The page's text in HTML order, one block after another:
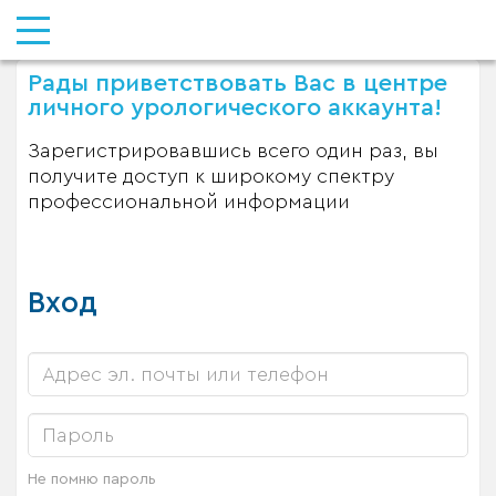
Рады приветствовать Вас в центре
личного урологического аккаунта!
Зарегистрировавшись всего один раз, вы
получите доступ к широкому спектру
профессиональной информации
Вход
Не помню пароль